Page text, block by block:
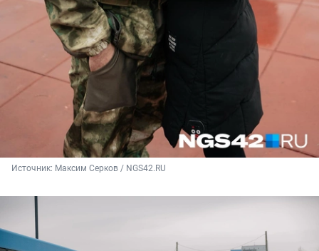
Источник: Максим Серков / NGS42.RU